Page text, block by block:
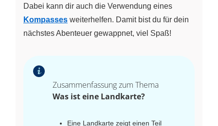
Dabei kann dir auch die Verwendung eines
Kompasses weiterhelfen. Damit bist du für dein
nächstes Abenteuer gewappnet, viel Spaß!
Zusammenfassung zum Thema
Was ist eine Landkarte?
Eine Landkarte zeigt einen Teil